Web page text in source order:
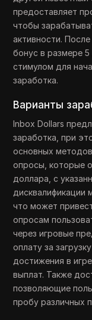
предоставляет
чтобы
активности.
бонус в размере
стимулом для
заработка.
Варианты
Inbox Dollars
заработка, при
основных
опросы, которые
доллара, с
дисквалификации
что может
опросам
через игровые
оплату за
достижения в
выплат. Также
позволяющие
пробу различных